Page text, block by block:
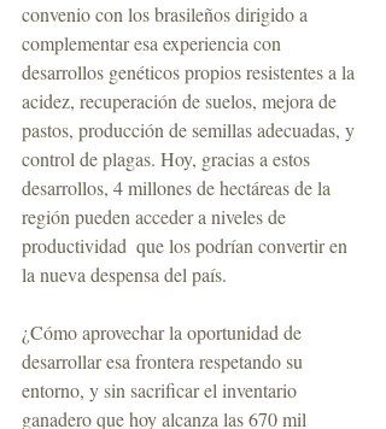
convenio con los brasileños dirigido a
complementar esa experiencia con
desarrollos genéticos propios resistentes a la
acidez, recuperación de suelos, mejora de
pastos, producción de semillas adecuadas, y
control de plagas. Hoy, gracias a estos
desarrollos, 4 millones de hectáreas de la
región pueden acceder a niveles de
productividad  que los podrían convertir en
la nueva despensa del país.
¿Cómo aprovechar la oportunidad de
desarrollar esa frontera respetando su
entorno, y sin sacrificar el inventario
ganadero que hoy alcanza las 670 mil